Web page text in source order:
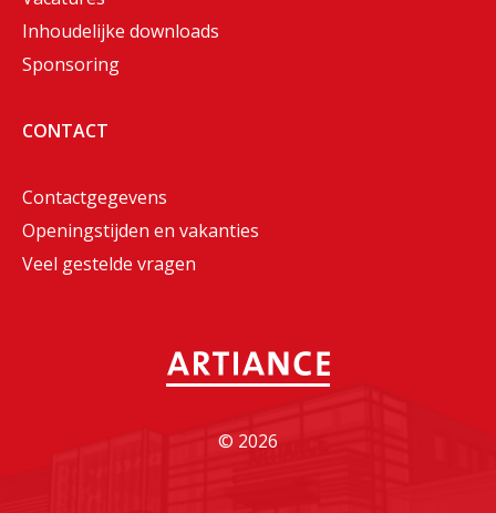
Inhoudelijke downloads
Sponsoring
CONTACT
Contactgegevens
Openingstijden en vakanties
Veel gestelde vragen
© 2026